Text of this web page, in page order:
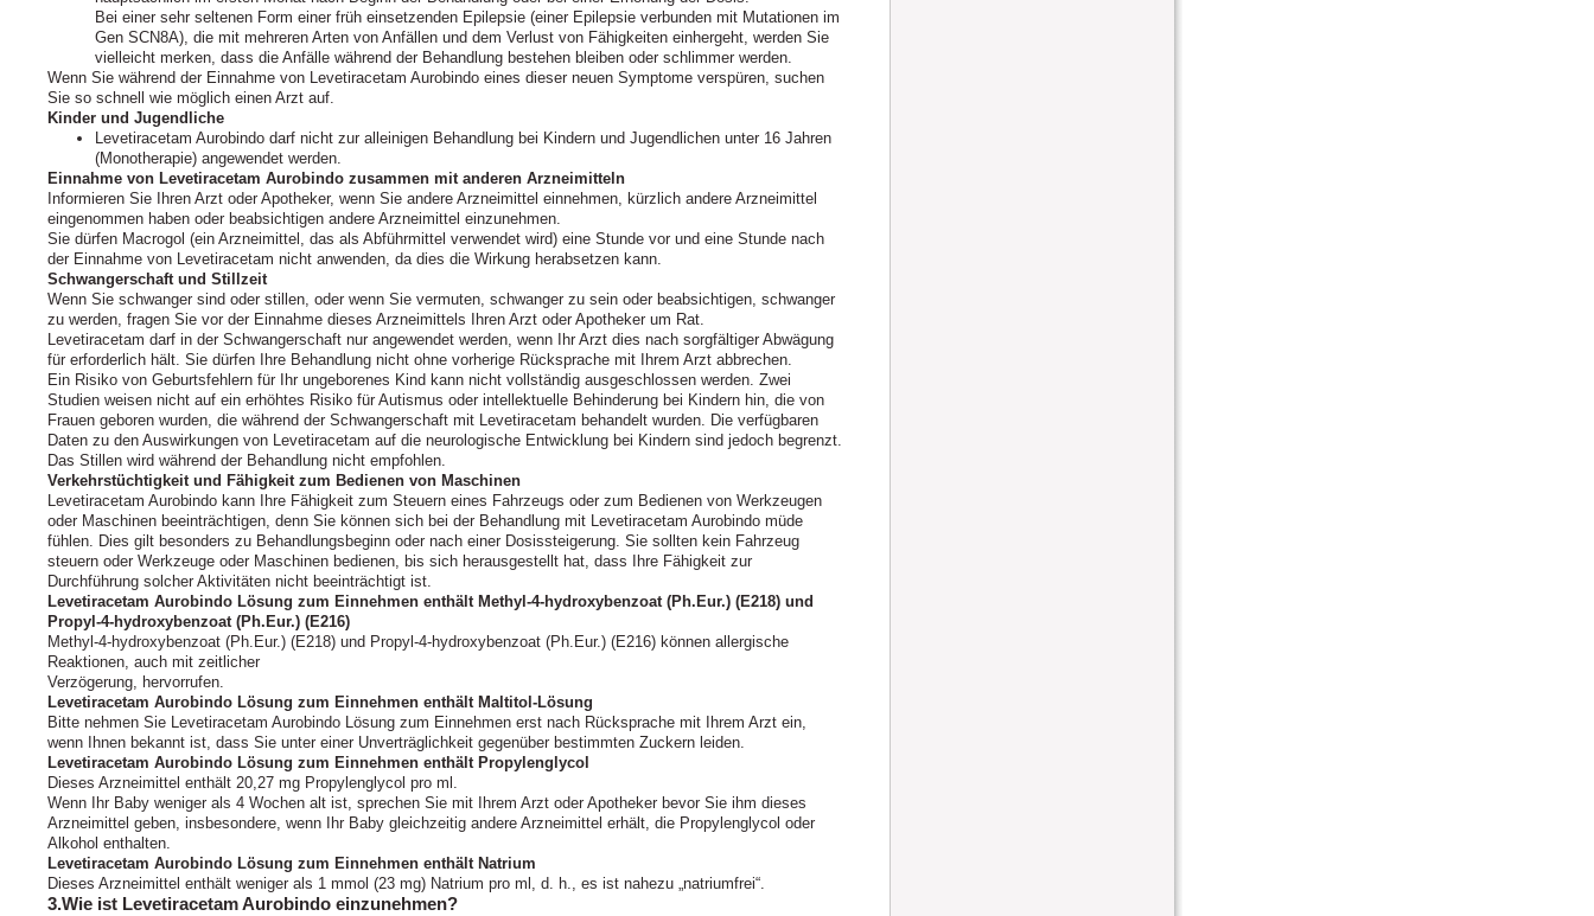
Bei einer sehr seltenen Form einer früh einsetzenden Epilepsie (einer Epilepsie verbunden mit Mutationen im
Gen SCN8A), die mit mehreren Arten von Anfällen und dem Verlust von Fähigkeiten einhergeht, werden Sie
vielleicht merken, dass die Anfälle während der Behandlung bestehen bleiben oder schlimmer werden.
Wenn Sie während der Einnahme von Levetiracetam Aurobindo eines dieser neuen Symptome verspüren, suchen
Sie so schnell wie möglich einen Arzt auf.
Kinder und Jugendliche
Levetiracetam Aurobindo darf nicht zur alleinigen Behandlung bei Kindern und Jugendlichen unter 16 Jahren
(Monotherapie) angewendet werden.
Einnahme von Levetiracetam Aurobindo zusammen mit anderen Arzneimitteln
Informieren Sie Ihren Arzt oder Apotheker, wenn Sie andere Arzneimittel einnehmen, kürzlich andere Arzneimittel
eingenommen haben oder beabsichtigen andere Arzneimittel einzunehmen.
Sie dürfen Macrogol (ein Arzneimittel, das als Abführmittel verwendet wird) eine Stunde vor und eine Stunde nach
der Einnahme von Levetiracetam nicht anwenden, da dies die Wirkung herabsetzen kann.
Schwangerschaft und Stillzeit
Wenn Sie schwanger sind oder stillen, oder wenn Sie vermuten, schwanger zu sein oder beabsichtigen, schwanger
zu werden, fragen Sie vor der Einnahme dieses Arzneimittels Ihren Arzt oder Apotheker um Rat.
Levetiracetam darf in der Schwangerschaft nur angewendet werden, wenn Ihr Arzt dies nach sorgfältiger Abwägung
für erforderlich hält. Sie dürfen Ihre Behandlung nicht ohne vorherige Rücksprache mit Ihrem Arzt abbrechen.
Ein Risiko von Geburtsfehlern für Ihr ungeborenes Kind kann nicht vollständig ausgeschlossen werden. Zwei
Studien weisen nicht auf ein erhöhtes Risiko für Autismus oder intellektuelle Behinderung bei Kindern hin, die von
Frauen geboren wurden, die während der Schwangerschaft mit Levetiracetam behandelt wurden. Die verfügbaren
Daten zu den Auswirkungen von Levetiracetam auf die neurologische Entwicklung bei Kindern sind jedoch begrenzt.
Das Stillen wird während der Behandlung nicht empfohlen.
Verkehrstüchtigkeit und Fähigkeit zum Bedienen von Maschinen
Levetiracetam Aurobindo kann Ihre Fähigkeit zum Steuern eines Fahrzeugs oder zum Bedienen von Werkzeugen
oder Maschinen beeinträchtigen, denn Sie können sich bei der Behandlung mit Levetiracetam Aurobindo müde
fühlen. Dies gilt besonders zu Behandlungsbeginn oder nach einer Dosissteigerung. Sie sollten kein Fahrzeug
steuern oder Werkzeuge oder Maschinen bedienen, bis sich herausgestellt hat, dass Ihre Fähigkeit zur
Durchführung solcher Aktivitäten nicht beeinträchtigt ist.
Levetiracetam Aurobindo Lösung zum Einnehmen enthält Methyl-4-hydroxybenzoat (Ph.Eur.) (E218) und
Propyl-4-hydroxybenzoat (Ph.Eur.) (E216)
Methyl-4-hydroxybenzoat (Ph.Eur.) (E218) und Propyl-4-hydroxybenzoat (Ph.Eur.) (E216) können allergische
Reaktionen, auch mit zeitlicher
Verzögerung, hervorrufen.
Levetiracetam Aurobindo Lösung zum Einnehmen enthält Maltitol-Lösung
Bitte nehmen Sie Levetiracetam Aurobindo Lösung zum Einnehmen erst nach Rücksprache mit Ihrem Arzt ein,
wenn Ihnen bekannt ist, dass Sie unter einer Unverträglichkeit gegenüber bestimmten Zuckern leiden.
Levetiracetam Aurobindo Lösung zum Einnehmen enthält Propylenglycol
Dieses Arzneimittel enthält 20,27 mg Propylenglycol pro ml.
Wenn Ihr Baby weniger als 4 Wochen alt ist, sprechen Sie mit Ihrem Arzt oder Apotheker bevor Sie ihm dieses
Arzneimittel geben, insbesondere, wenn Ihr Baby gleichzeitig andere Arzneimittel erhält, die Propylenglycol oder
Alkohol enthalten.
Levetiracetam Aurobindo Lösung zum Einnehmen enthält Natrium
Dieses Arzneimittel enthält weniger als 1 mmol (23 mg) Natrium pro ml, d. h., es ist nahezu „natriumfrei“.
3.Wie ist Levetiracetam Aurobindo einzunehmen?